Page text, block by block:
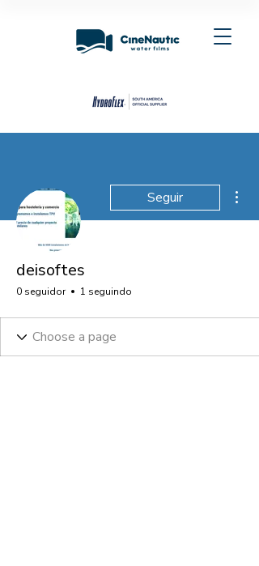
Seguir
deisoftes
0 seguidor 1 seguindo